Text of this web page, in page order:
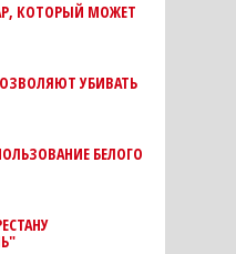
КОТОРЫЙ МОЖЕТ
УБИВАТЬ
БЕЛОГО